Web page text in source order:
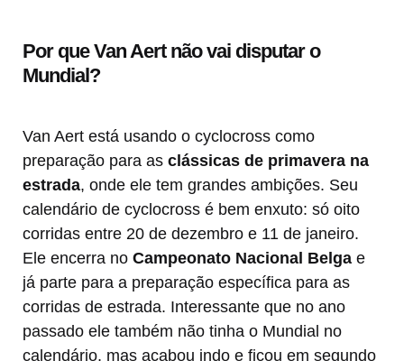
Por que Van Aert não vai disputar o
Mundial?
Van Aert está usando o cyclocross como
preparação para as clássicas de primavera na
estrada, onde ele tem grandes ambições. Seu
calendário de cyclocross é bem enxuto: só oito
corridas entre 20 de dezembro e 11 de janeiro.
Ele encerra no Campeonato Nacional Belga e
já parte para a preparação específica para as
corridas de estrada. Interessante que no ano
passado ele também não tinha o Mundial no
calendário, mas acabou indo e ficou em segundo